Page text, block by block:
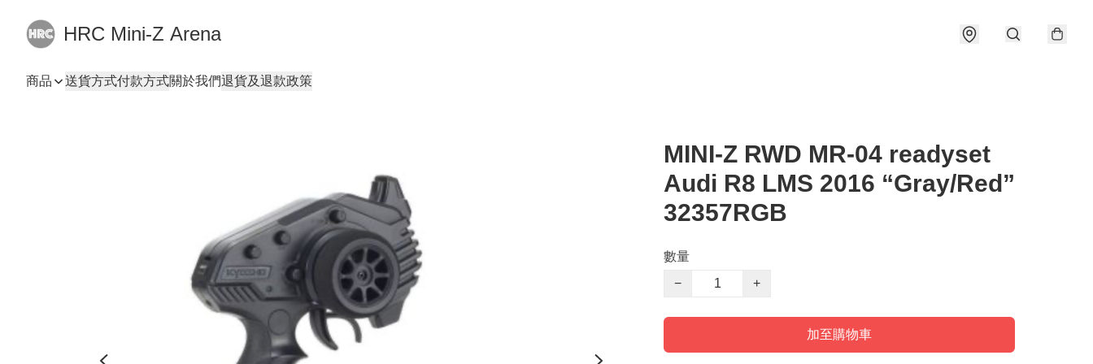
HRC Mini-Z Arena
商品 送貨方式付款方式關於我們退貨及退款政策
MINI-Z RWD MR-04 readyset
Audi R8 LMS 2016 “Gray/Red”
32357RGB
數量
−
+
加至購物車